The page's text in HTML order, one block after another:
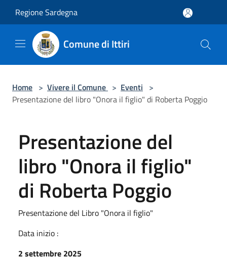
Regione Sardegna
Comune di Ittiri
Home > Vivere il Comune > Eventi >
Presentazione del libro "Onora il figlio" di Roberta Poggio
Presentazione del
libro "Onora il figlio"
di Roberta Poggio
Presentazione del Libro "Onora il figlio"
Data inizio :
2 settembre 2025